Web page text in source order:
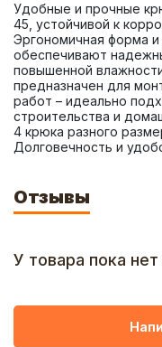
Удобные и прочные
45, устойчивой к
Эргономичная форма
обеспечивают
повышенной
предназначен для
работ – идеально
строительства и
4 крюка разного
Долговечность и
Отзывы
У товара пока